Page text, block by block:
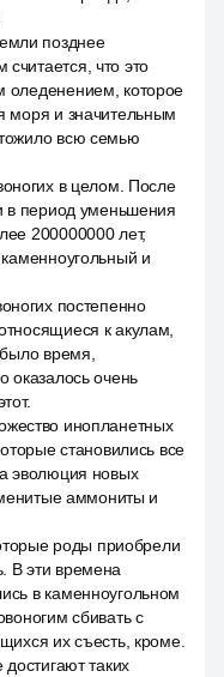
позднее
что это
оледенением, которое
моря и значительным
всю семью
в целом. После
в период уменьшения
200000000 лет,
и
постепенно
к акулам,
время,
оказалось очень
инопланетных
становились все
эволюция новых
аммониты и
роды приобрели
В эти времена
в каменноугольном
сбивать с
их съесть, кроме.
таких